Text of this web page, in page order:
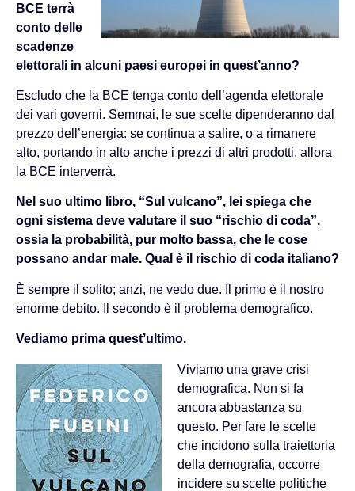
BCE terrà
conto delle
scadenze
elettorali in alcuni paesi europei in quest’anno?
Escludo che la BCE tenga conto dell’agenda elettorale
dei vari governi. Semmai, le sue scelte dipenderanno dal
prezzo dell’energia: se continua a salire, o a rimanere
alto, portando in alto anche i prezzi di altri prodotti, allora
la BCE interverrà.
Nel suo ultimo libro, “Sul vulcano”, lei spiega che
ogni sistema deve valutare il suo “rischio di coda”,
ossia la probabilità, pur molto bassa, che le cose
possano andar male. Qual è il rischio di coda italiano?
È sempre il solito; anzi, ne vedo due. Il primo è il nostro
enorme debito. Il secondo è il problema demografico.
Vediamo prima quest’ultimo.
Viviamo una grave crisi
demografica. Non si fa
ancora abbastanza su
questo. Per fare le scelte
che incidono sulla traiettoria
della demografia, occorre
incidere su scelte politiche